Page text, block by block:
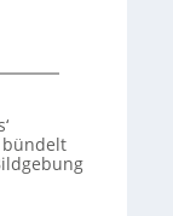
bündelt